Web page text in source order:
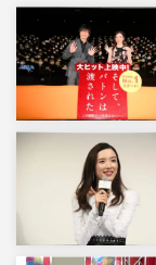
な番』が、つい
劇場版では、菜
に出席したのが
て、あの“交換殺
う“もしもの世界
ドラマに引き続
の原田と田中の